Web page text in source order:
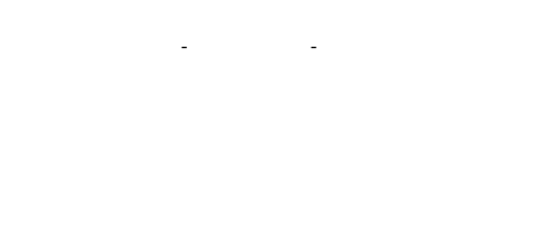
- -